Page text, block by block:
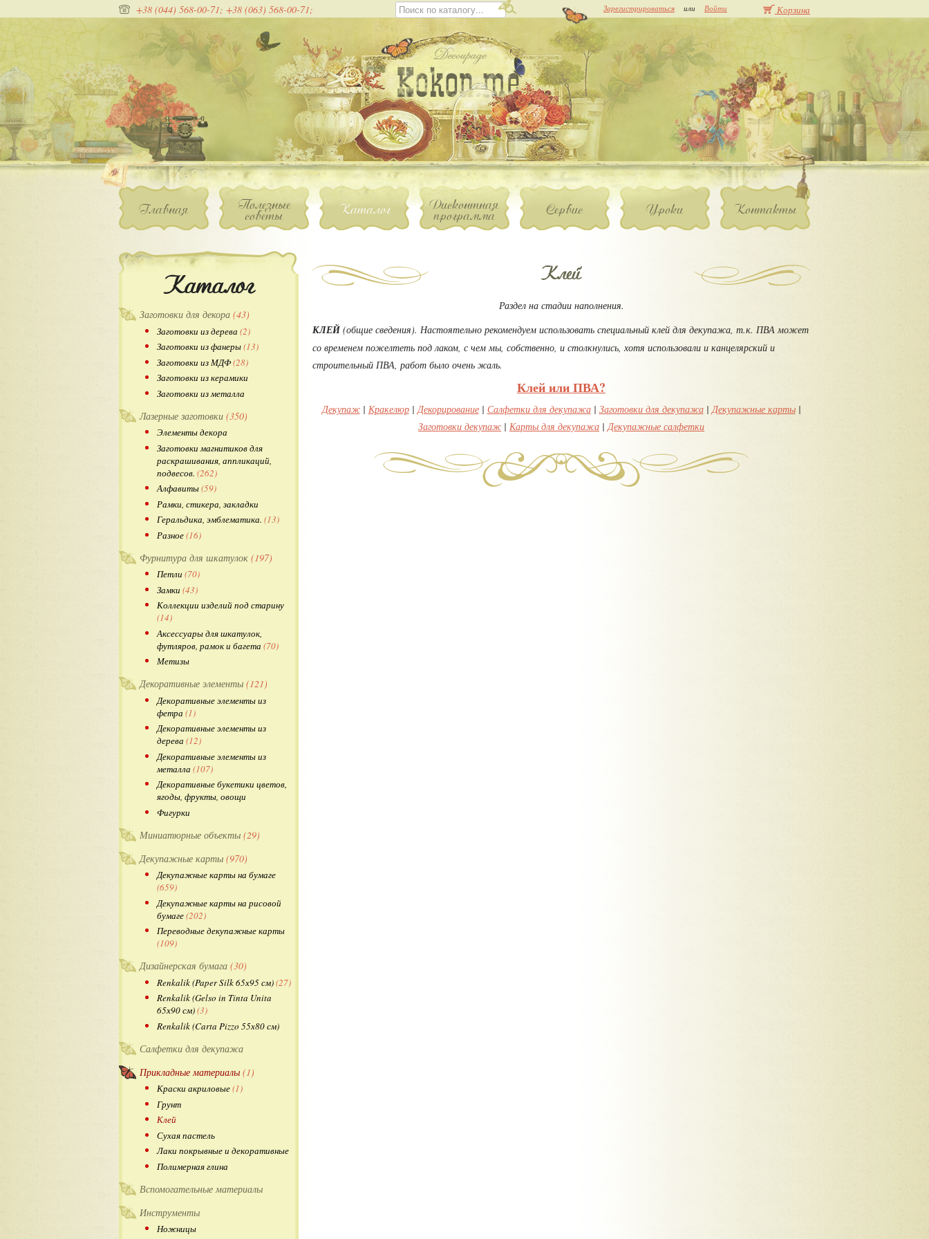
+38 (044) 568-00-71; +38 (063) 568-00-71; Зарегистрироваться или Войти Корзина
Главная Полезные
советы Каталог Дисконтная
программа Сервис Уроки Контакты
Каталог
Заготовки для декора (43)
Заготовки из дерева (2)
Заготовки из фанеры(13)
Заготовки из МДФ(28)
Заготовки из керамики
Заготовки из металла
Лазерные заготовки (350)
Элементы декора
Заготовки магнитиков для
раскрашивания, аппликаций,
подвесов. (262)
Алфавиты(59)
Рамки, стикера, закладки
Геральдика, эмблематика. (13)
Разное(16)
Фурнитура для шкатулок (197)
Петли (70)
Замки (43)
Коллекции изделий под старину
(14)
Аксессуары для шкатулок,
футляров, рамок и багета (70)
Метизы
Декоративные элементы (121)
Декоративные элементы из
фетра (1)
Декоративные элементы из
дерева (12)
Декоративные элементы из
металла (107)
Декоративные букетики цветов,
ягоды, фрукты, овощи
Фигурки
Миниатюрные объекты (29)
Декупажные карты (970)
Декупажные карты на бумаге
(659)
Декупажные карты на рисовой
бумаге(202)
Переводные декупажные карты
(109)
Дизайнерская бумага (30)
Renkalik (Paper Silk 65х95 см)(27)
Renkalik (Gelso in Tinta Unita
65х90 см)(3)
Renkalik (Carta Pizzo 55х80 см)
Салфетки для декупажа
Прикладные материалы (1)
Краски акриловые(1)
Грунт
Клей
Сухая пастель
Лаки покрывные и декоративные
Полимерная глина
Вспомогательные материалы
Инструменты
Ножницы
Клей
Раздел на стадии наполнения.
КЛЕЙ (общие сведения). Настоятельно рекомендуем использовать специальный клей для декупажа, т.к. ПВА может
со временем пожелтеть под лаком, с чем мы, собственно, и столкнулись, хотя использовали и канцелярский и
строительный ПВА, работ было очень жаль.
Клей или ПВА?
Декупаж| Кракелюр|Декорирование| Салфетки для декупажа| Заготовки для декупажа|Декупажные карты|
Заготовки декупаж | Карты для декупажа |Декупажные салфетки